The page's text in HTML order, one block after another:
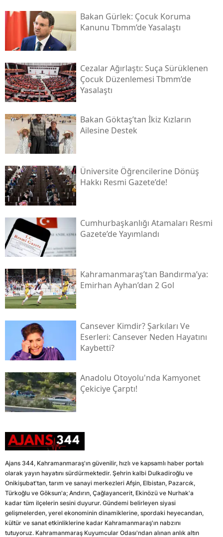
Bakan Gürlek: Çocuk Koruma
Kanunu Tbmm’de Yasalaştı
Cezalar Ağırlaştı: Suça Sürüklenen
Çocuk Düzenlemesi Tbmm’de
Yasalaştı
Bakan Göktaş’tan İkiz Kızların
Ailesine Destek
Üniversite Öğrencilerine Dönüş
Hakkı Resmi Gazete’de!
Cumhurbaşkanlığı Atamaları Resmi
Gazete’de Yayımlandı
Kahramanmaraş’tan Bandırma’ya:
Emirhan Ayhan’dan 2 Gol
Cansever Kimdir? Şarkıları Ve
Eserleri: Cansever Neden Hayatını
Kaybetti?
Anadolu Otoyolu'nda Kamyonet
Çekiciye Çarptı!
Ajans 344, Kahramanmaraş'ın güvenilir, hızlı ve kapsamlı haber portalı
olarak yayın hayatını sürdürmektedir. Şehrin kalbi Dulkadiroğlu ve
Onikişubat'tan, tarım ve sanayi merkezleri Afşin, Elbistan, Pazarcık,
Türkoğlu ve Göksun'a; Andırın, Çağlayancerit, Ekinözü ve Nurhak'a
kadar tüm ilçelerin sesini duyurur. Gündemi belirleyen siyasi
gelişmelerden, yerel ekonominin dinamiklerine, spordaki heyecandan,
kültür ve sanat etkinliklerine kadar Kahramanmaraş'ın nabzını
tutuyoruz. Kahramanmaraş Kuyumcular Odası'ndan alınan anlık altın